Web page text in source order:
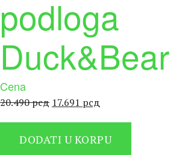
podloga
Duck&Bear
Cena
20.490рсд Оригинална
била:
17.691 рсд
17.691 рсд.
DODATI U KORPU